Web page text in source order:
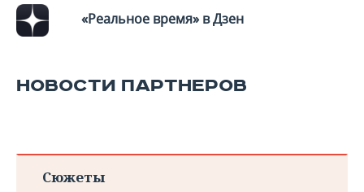
«Реальное время» в Дзен
НОВОСТИ ПАРТНЕРОВ
Сюжеты